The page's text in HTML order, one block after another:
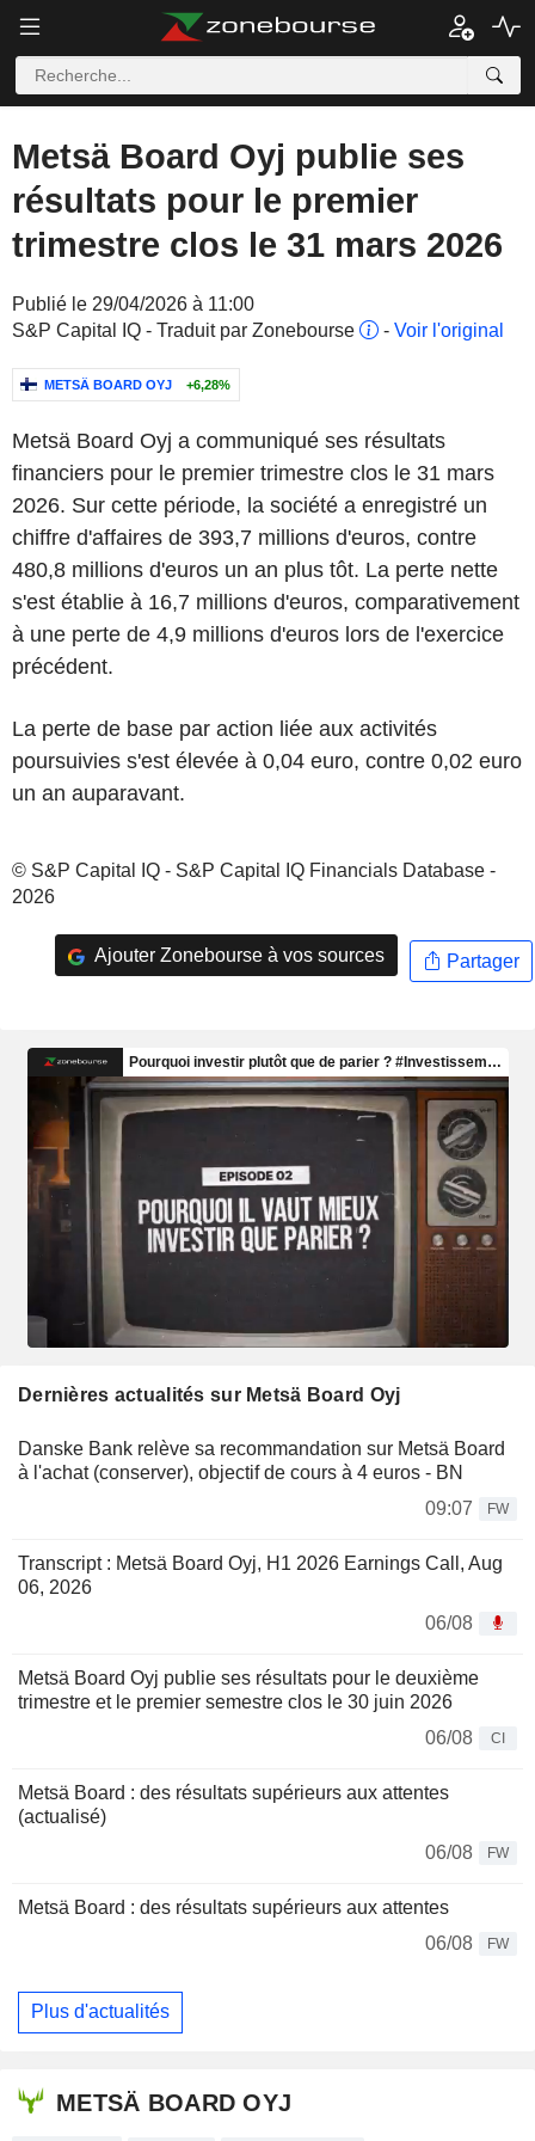
Metsä Board Oyj publie ses
résultats pour le premier
trimestre clos le 31 mars 2026
Publié le 29/04/2026 à 11:00
S&P Capital IQ - Traduit par Zonebourse
- Voir l'original
METSÄ BOARD OYJ +6,28%
Metsä Board Oyj a communiqué ses résultats
financiers pour le premier trimestre clos le 31 mars
2026. Sur cette période, la société a enregistré un
chiffre d'affaires de 393,7 millions d'euros, contre
480,8 millions d'euros un an plus tôt. La perte nette
s'est établie à 16,7 millions d'euros, comparativement
à une perte de 4,9 millions d'euros lors de l'exercice
précédent.
La perte de base par action liée aux activités
poursuivies s'est élevée à 0,04 euro, contre 0,02 euro
un an auparavant.
© S&P Capital IQ - S&P Capital IQ Financials Database -
2026
Ajouter Zonebourse à vos sources Partager
Dernières actualités sur Metsä Board Oyj
Danske Bank relève sa recommandation sur Metsä Board
à l'achat (conserver), objectif de cours à 4 euros - BN
09:07
FW
Transcript : Metsä Board Oyj, H1 2026 Earnings Call, Aug
06, 2026
06/08
Metsä Board Oyj publie ses résultats pour le deuxième
trimestre et le premier semestre clos le 30 juin 2026
06/08
CI
Metsä Board : des résultats supérieurs aux attentes
(actualisé)
06/08
FW
Metsä Board : des résultats supérieurs aux attentes
06/08
FW
Plus d'actualités
METSÄ BOARD OYJ